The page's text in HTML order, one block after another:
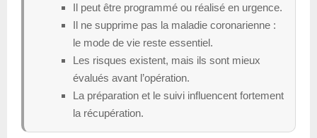
Il peut être programmé ou réalisé en urgence.
Il ne supprime pas la maladie coronarienne :
le mode de vie reste essentiel.
Les risques existent, mais ils sont mieux
évalués avant l’opération.
La préparation et le suivi influencent fortement
la récupération.